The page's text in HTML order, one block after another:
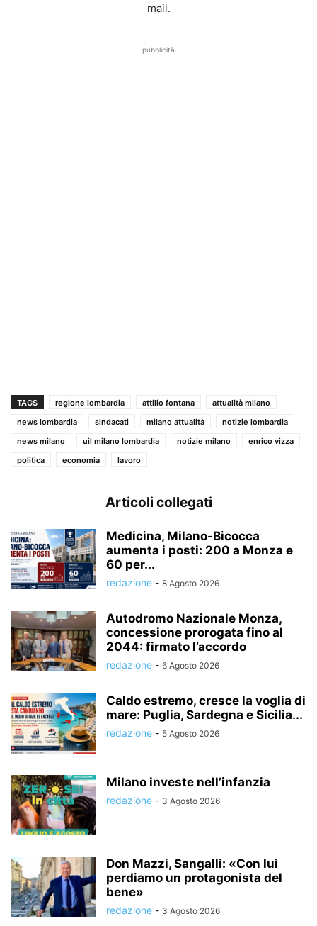
mail.
pubblicità
TAGS regione lombardia attilio fontana
attualità milano
news lombardia
sindacati milano attualità
notizie lombardia
news milano
uil milano lombardia notizie milano
enrico vizza
politica
economia lavoro
Articoli collegati
Medicina, Milano-Bicocca
aumenta i posti: 200 a Monza e
60 per...
redazione - 8 Agosto 2026
Autodromo Nazionale Monza,
concessione prorogata fino al
2044: firmato l’accordo
redazione - 6 Agosto 2026
Caldo estremo, cresce la voglia di
mare: Puglia, Sardegna e Sicilia...
redazione - 5 Agosto 2026
Milano investe nell’infanzia
redazione - 3 Agosto 2026
Don Mazzi, Sangalli: «Con lui
perdiamo un protagonista del
bene»
redazione - 3 Agosto 2026